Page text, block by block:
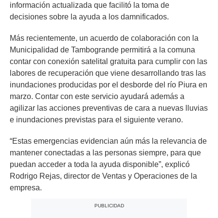
información actualizada que facilitó la toma de
decisiones sobre la ayuda a los damnificados.
Más recientemente, un acuerdo de colaboración con la
Municipalidad de Tambogrande permitirá a la comuna
contar con conexión satelital gratuita para cumplir con las
labores de recuperación que viene desarrollando tras las
inundaciones producidas por el desborde del río Piura en
marzo. Contar con este servicio ayudará además a
agilizar las acciones preventivas de cara a nuevas lluvias
e inundaciones previstas para el siguiente verano.
“Estas emergencias evidencian aún más la relevancia de
mantener conectadas a las personas siempre, para que
puedan acceder a toda la ayuda disponible”, explicó
Rodrigo Rejas, director de Ventas y Operaciones de la
empresa.